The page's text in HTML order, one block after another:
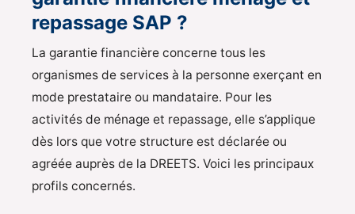
repassage SAP ?
La garantie financière concerne tous les
organismes de services à la personne exerçant en
mode prestataire ou mandataire. Pour les
activités de ménage et repassage, elle s’applique
dès lors que votre structure est déclarée ou
agréée auprès de la DREETS. Voici les principaux
profils concernés.